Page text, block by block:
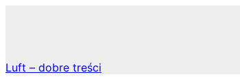
Luft – dobre treści